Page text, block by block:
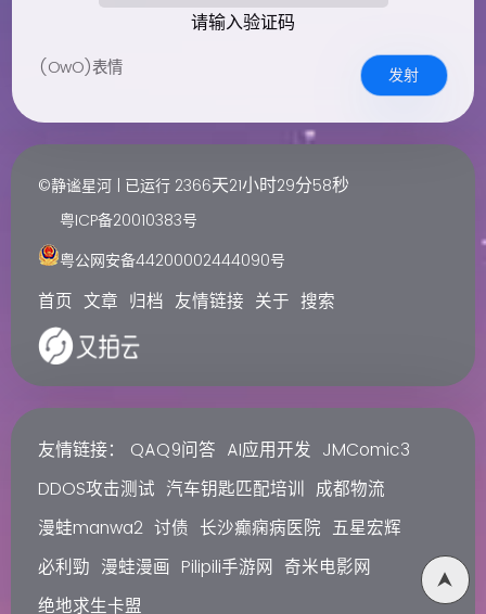
请输入验证码
(OwO)表情 发射
©静谧星河 | 已运行 2366天21小时29分58秒
粤ICP备20010383号
粤公网安备44200002444090号
首页 文章 归档 友情链接 关于 搜索
友情链接： QAQ9问答 AI应用开发 JMComic3
DDOS攻击测试 汽车钥匙匹配培训 成都物流
漫蛙manwa2 讨债 长沙癫痫病医院 五星宏辉
必利勁 漫蛙漫画 Pilipili手游网 奇米电影网
绝地求生卡盟